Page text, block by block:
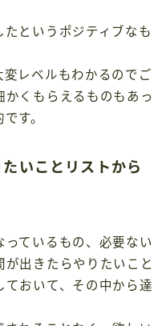
というポジティブなも
レベルもわかるのでご
くもらえるものもあっ
す。
いことリストから
ているもの、必要ない
出きたらやりたいこと
おいて、その中から達